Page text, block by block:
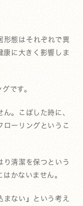
形態はそれぞれで異
康に大きく影響しま
です。
。こぼした時に、
ローリングというこ
り清潔を保つという
かないません。
まない』という考え